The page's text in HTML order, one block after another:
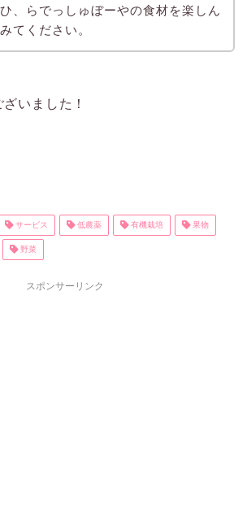
、らでっしゅぼーやの食材を楽しん
てください。
いました！
サービス 低農薬 有機栽培 果物
野菜
スポンサーリンク